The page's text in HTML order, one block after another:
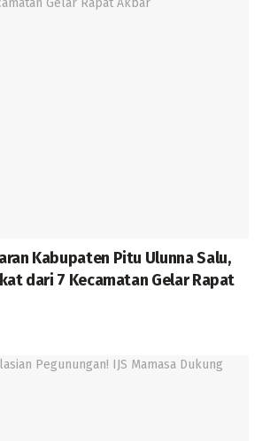
Kabupaten Pitu Ulunna Salu,
dari 7 Kecamatan Gelar Rapat